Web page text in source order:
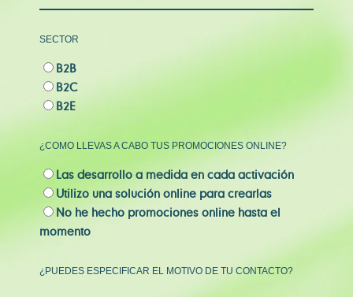
SECTOR
B2B
B2C
B2E
¿COMO LLEVAS A CABO TUS PROMOCIONES ONLINE?
Las desarrollo a medida en cada activación
Utilizo una solución online para crearlas
No he hecho promociones online hasta el
momento
¿PUEDES ESPECIFICAR EL MOTIVO DE TU CONTACTO?